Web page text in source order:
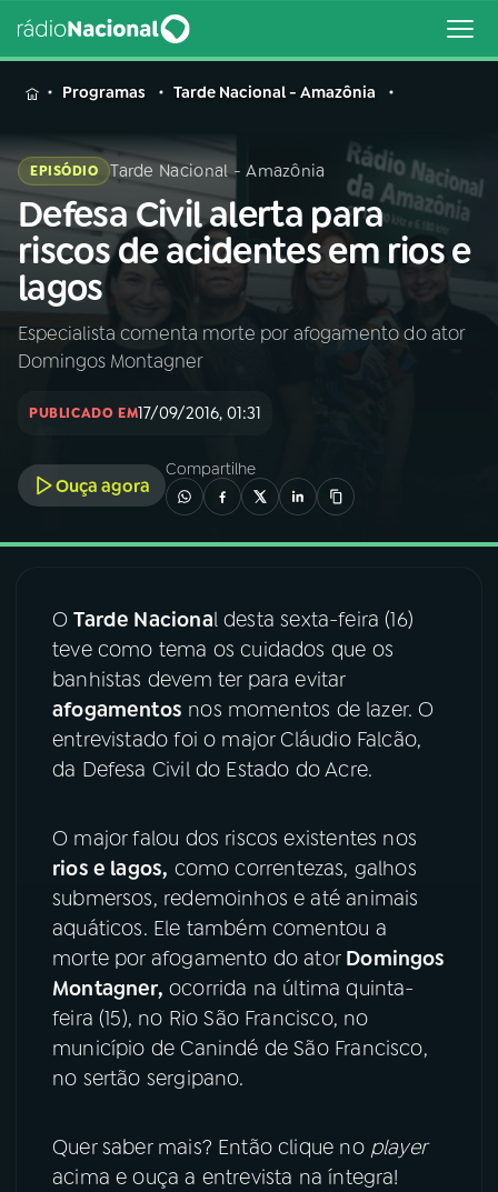
MENU
Buscar
na
Rádio
Nacional
Buscar
AO VIVO
INÍCIO
A RÁDIO
03PROGRAMAÇÃO
04PROGRAMAS
PODCASTS
06 VIDEOCASTS
07 ÚLTIMAS
FESTIVAL DE MÚSICA
ACOMPANHE A RÁDIO NACIONAL
YouTube Facebook
TikTok
Programas Tarde Nacional - Amazônia
EPISÓDIO Tarde Nacional - Amazônia
Defesa Civil alerta para
riscos de acidentes em rios e
lagos
Especialista comenta morte por afogamento do ator
Domingos Montagner
PUBLICADO EM17/09/2016, 01:31
Ouça agora
Compartilhe
OTarde Nacional desta sexta-feira (16)
teve como tema os cuidados que os
banhistas devem ter para evitar
afogamentos nos momentos de lazer. O
entrevistado foi o major Cláudio Falcão,
da Defesa Civil do Estado do Acre.
O major falou dos riscos existentes nos
rios e lagos, como correntezas, galhos
submersos, redemoinhos e até animais
aquáticos. Ele também comentou a
morte por afogamento do ator Domingos
Montagner, ocorrida na última quinta-
feira (15), no Rio São Francisco, no
município de Canindé de São Francisco,
no sertão sergipano.
Quer saber mais? Então clique noplayer
acima e ouça a entrevista na íntegra!